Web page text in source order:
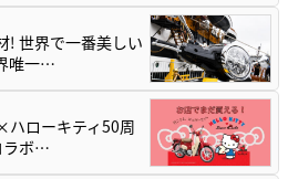
! 世界で一番美しい
唯一…
ハローキティ50周
ラボ…